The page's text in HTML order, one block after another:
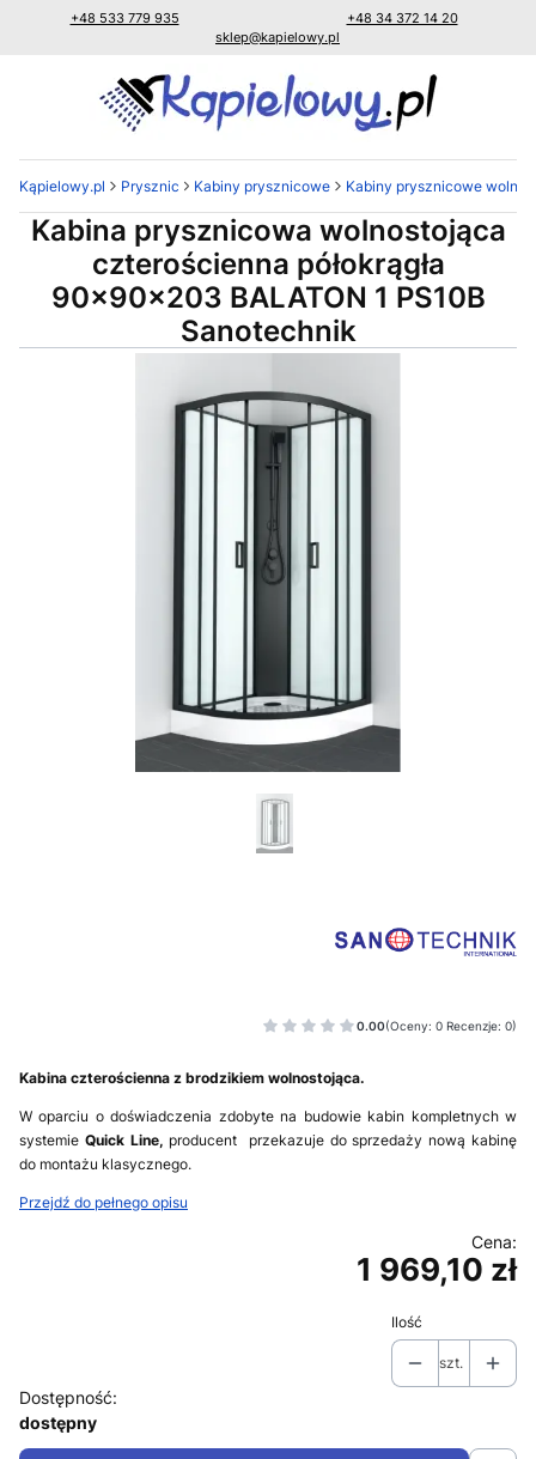
+48 533 779 935
+48 34 372 14 20
sklep@kapielowy.pl
Kąpielowy.pl Prysznic Kabiny prysznicowe Kabiny prysznicowe
Kabina prysznicowa wolnostojąca
czterościenna półokrągła
90x90x203 BALATON 1 PS10B
Sanotechnik
0.00(Oceny: 0 Recenzje: 0)
Kabina czterościenna z brodzikiem wolnostojąca.
W oparciu o doświadczenia zdobyte na budowie kabin kompletnych w
systemie Quick Line, producent przekazuje do sprzedaży nową kabinę
do montażu klasycznego.
Przejdź do pełnego opisu
Cena
1 969,10 zł
Ilość
szt.
Dostępność:
dostępny